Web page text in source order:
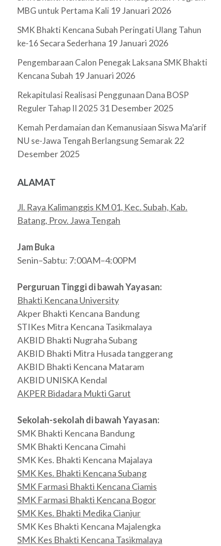
MBG untuk Pertama Kali 19 Januari 2026
SMK Bhakti Kencana Subah Peringati Ulang Tahun
ke-16 Secara Sederhana 19 Januari 2026
Pengembaraan Calon Penegak Laksana SMK Bhakti
Kencana Subah 19 Januari 2026
Rekapitulasi Realisasi Penggunaan Dana BOSP
Reguler Tahap II 2025 31 Desember 2025
Kemah Perdamaian dan Kemanusiaan Siswa Ma’arif
NU se-Jawa Tengah Berlangsung Semarak 22
Desember 2025
ALAMAT
Jl. Raya Kalimanggis KM 01, Kec. Subah, Kab.
Batang, Prov. Jawa Tengah
Jam Buka
Senin–Sabtu: 7:00AM–4:00PM
Perguruan Tinggi di bawah Yayasan:
Bhakti Kencana University
Akper Bhakti Kencana Bandung
STIKes Mitra Kencana Tasikmalaya
AKBID Bhakti Nugraha Subang
AKBID Bhakti Mitra Husada tanggerang
AKBID Bhakti Kencana Mataram
AKBID UNISKA Kendal
AKPER Bidadara Mukti Garut
Sekolah-sekolah di bawah Yayasan:
SMK Bhakti Kencana Bandung
SMK Bhakti Kencana Cimahi
SMK Kes. Bhakti Kencana Majalaya
SMK Kes. Bhakti Kencana Subang
SMK Farmasi Bhakti Kencana Ciamis
SMK Farmasi Bhakti Kencana Bogor
SMK Kes. Bhakti Medika Cianjur
SMK Kes Bhakti Kencana Majalengka
SMK Kes Bhakti Kencana Tasikmalaya